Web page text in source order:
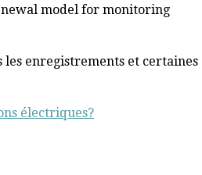
model for monitoring
les enregistrements et certaines
électriques?